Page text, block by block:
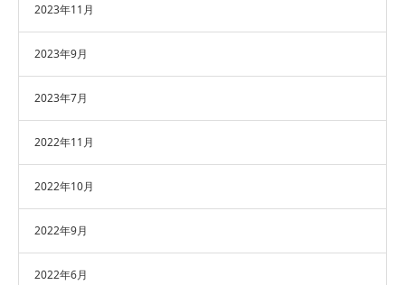
2023年11月
2023年9月
2023年7月
2022年11月
2022年10月
2022年9月
2022年6月